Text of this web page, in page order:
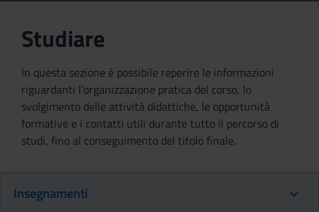
Studiare
In questa sezione è possibile reperire le informazioni
riguardanti l'organizzazione pratica del corso, lo
svolgimento delle attività didattiche, le opportunità
formative e i contatti utili durante tutto il percorso di
studi, fino al conseguimento del titolo finale.
Insegnamenti